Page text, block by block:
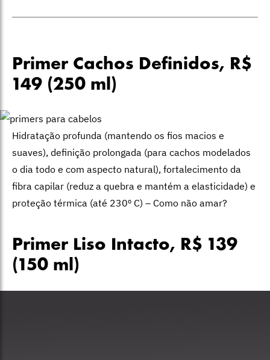
Primer Cachos Definidos, R$
149 (250 ml)
Hidratação profunda (mantendo os fios macios e
suaves), definição prolongada (para cachos modelados
o dia todo e com aspecto natural), fortalecimento da
fibra capilar (reduz a quebra e mantém a elasticidade) e
proteção térmica (até 230º C) – Como não amar?
Primer Liso Intacto, R$ 139
(150 ml)